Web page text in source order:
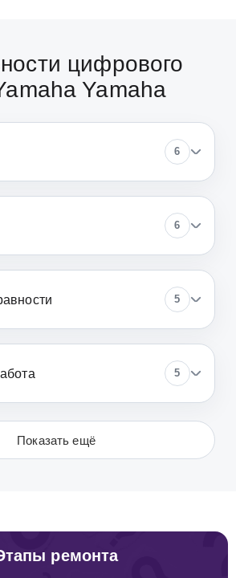
цифрового
Yamaha
6
6
5
5
Показать ещё
ремонта